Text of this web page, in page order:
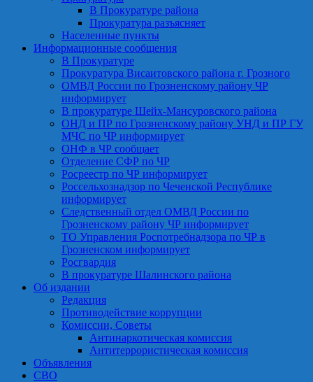
В Прокуратуре района
Прокуратура разъясняет
Населенные пункты
Информационные сообщения
В Прокуратуре
Прокуратура Висаитовского района г. Грозного
ОМВД России по Грозненскому району ЧР
информирует
В прокуратуре Шейх-Мансуровского района
ОНД и ПР по Грозненскому району УНД и ПР ГУ
МЧС по ЧР информирует
ОНФ в ЧР сообщает
Отделение СФР по ЧР
Росреестр по ЧР информирует
Россельхознадзор по Чеченской Республике
информирует
Следственный отдел ОМВД России по
Грозненскому району ЧР информирует
ТО Управления Роспотребнадзора по ЧР в
Грозненском информирует
Росгвардия
В прокуратуре Шалинского района
Об издании
Редакция
Противодействие коррупции
Комиссии, Советы
Антинаркотическая комиссия
Антитеррористическая комиссия
Объявления
СВО